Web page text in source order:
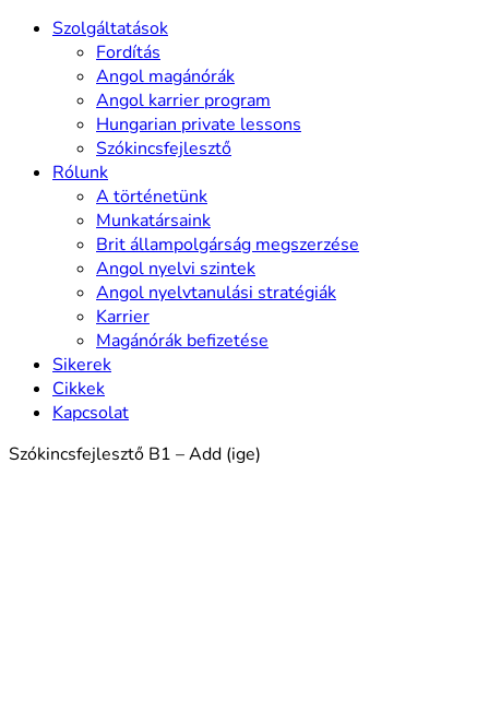
Szolgáltatások
Fordítás
Angol magánórák
Angol karrier program
Hungarian private lessons
Szókincsfejlesztő
Rólunk
A történetünk
Munkatársaink
Brit állampolgárság megszerzése
Angol nyelvi szintek
Angol nyelvtanulási stratégiák
Karrier
Magánórák befizetése
Sikerek
Cikkek
Kapcsolat
Szókincsfejlesztő B1 – Add (ige)